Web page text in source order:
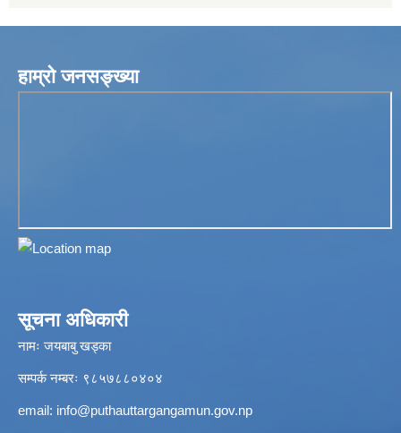
हाम्रो जनसङ्ख्या
सूचना अधिकारी
नामः जयबाबु खड्का
सम्पर्क नम्बरः ९८५७८८०४०४
email: info@puthauttargangamun.gov.np